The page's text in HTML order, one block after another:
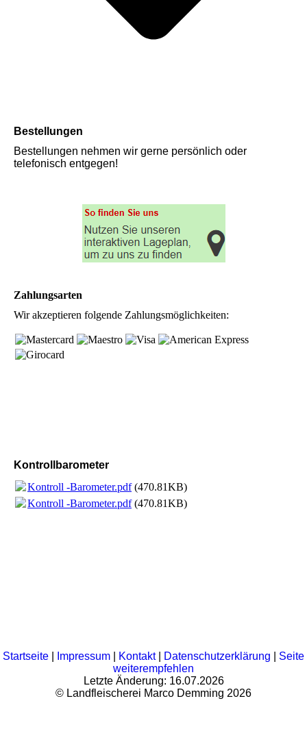
Bestellungen
Bestellungen nehmen wir gerne persönlich oder
telefonisch entgegen!
Zahlungsarten
Wir akzeptieren folgende Zahlungsmöglichkeiten:
Kontrollbarometer
Kontroll -Barometer.pdf(470.81KB)
Kontroll -Barometer.pdf(470.81KB)
Startseite Impressum Kontakt| Datenschutzerklärung
Seite
weiterempfehlen
Letzte Änderung: 16.07.2026
© Landfleischerei Marco Demming 2026